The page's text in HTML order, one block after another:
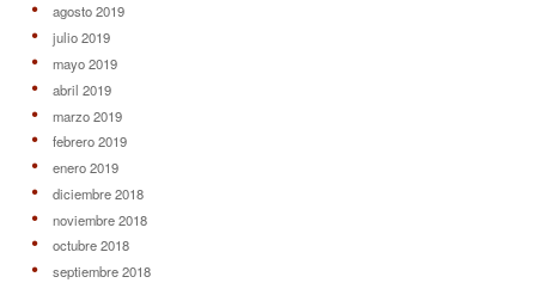
agosto 2019
julio 2019
mayo 2019
abril 2019
marzo 2019
febrero 2019
enero 2019
diciembre 2018
noviembre 2018
octubre 2018
septiembre 2018